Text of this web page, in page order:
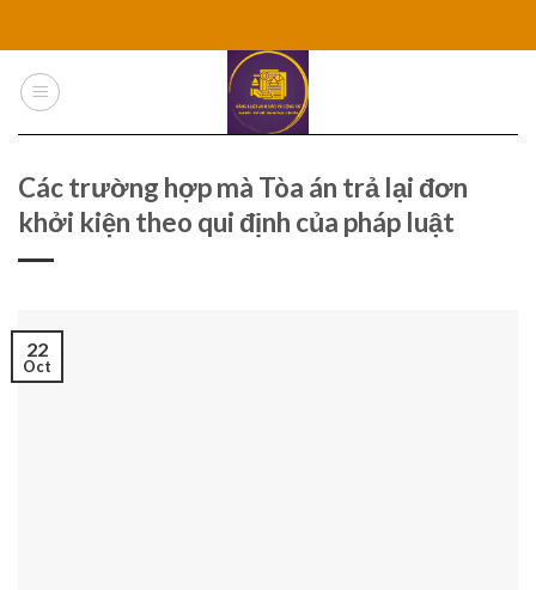
content
Các trường hợp mà Tòa án trả lại đơn
khởi kiện theo qui định của pháp luật
22
Oct